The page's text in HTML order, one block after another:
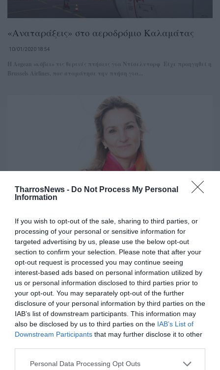
TharrosNews - Do Not Process My Personal
Information
If you wish to opt-out of the sale, sharing to third parties, or
processing of your personal or sensitive information for
targeted advertising by us, please use the below opt-out
section to confirm your selection. Please note that after your
opt-out request is processed you may continue seeing
interest-based ads based on personal information utilized by
us or personal information disclosed to third parties prior to
your opt-out. You may separately opt-out of the further
disclosure of your personal information by third parties on the
IAB’s list of downstream participants. This information may
also be disclosed by us to third parties on the IAB’s List of
Downstream Participants that may further disclose it to other
Personal Data Processing Opt Outs
«Αναταράξεις» στο αεροδρόμιο Καλαμάτας
10/01/2020 18:54
Μαριάννα Οικονόμου: «Είναι ντροπή τα όνειρα
να στηρίζονται στην οικονομία»
10/01/2020 18:45
Ενώ στο θεσσαλικό κάμπο η γεωργία αργοπεθαίνει, ένα μικρό χωριό
αντιστέκεται. Στον Ηλιά, δύο νέοι αγρότες και πέντε...